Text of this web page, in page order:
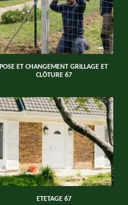
POSE ET CHANGEMENT GRILLAGE ET
CLÔTURE 67
ETETAGE 67